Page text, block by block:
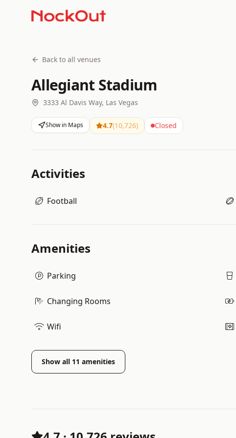
Back to all venues
Allegiant Stadium
3333 Al Davis Way, Las Vegas
Show in Maps 4.7(10,726) Closed
Activities
Football
Amenities
Parking
Changing Rooms
Wifi
Show all 11 amenities